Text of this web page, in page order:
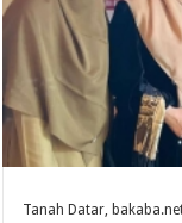
Tanah Datar,